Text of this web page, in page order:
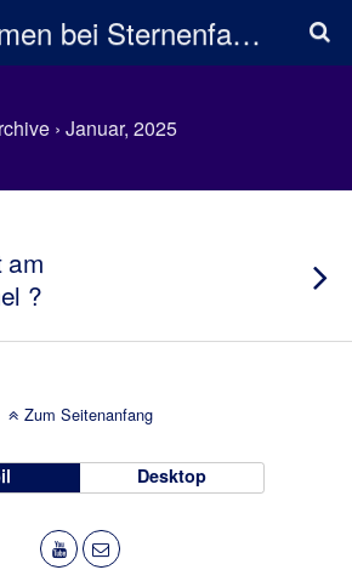
Willkommen bei Sternenfarben
› Januar, 2025
am
?
Zum Seitenanfang
Desktop